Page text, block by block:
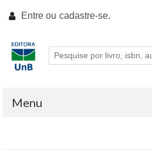
Entre ou cadastre-se.
Menu